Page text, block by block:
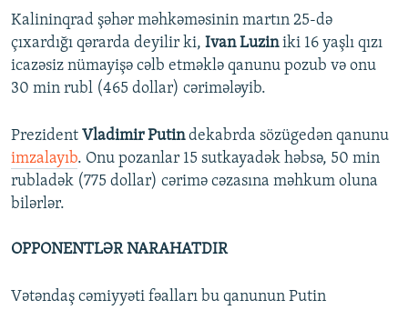
Kalininqrad şəhər məhkəməsinin martın 25-də
çıxardığı qərarda deyilir ki, Ivan Luziniki 16 yaşlı qızı
icazəsiz nümayişə cəlb etməklə qanunu pozub və onu
30 min rubl (465 dollar) cərimələyib.
Prezident Vladimir Putindekabrda sözügedən qanunu
imzalayıb. Onu pozanlar 15 sutkayadək həbsə, 50 min
rubladək (775 dollar) cərimə cəzasına məhkum oluna
bilərlər.
OPPONENTLƏR NARAHATDIR
Vətəndaş cəmiyyəti fəalları bu qanunun Putin